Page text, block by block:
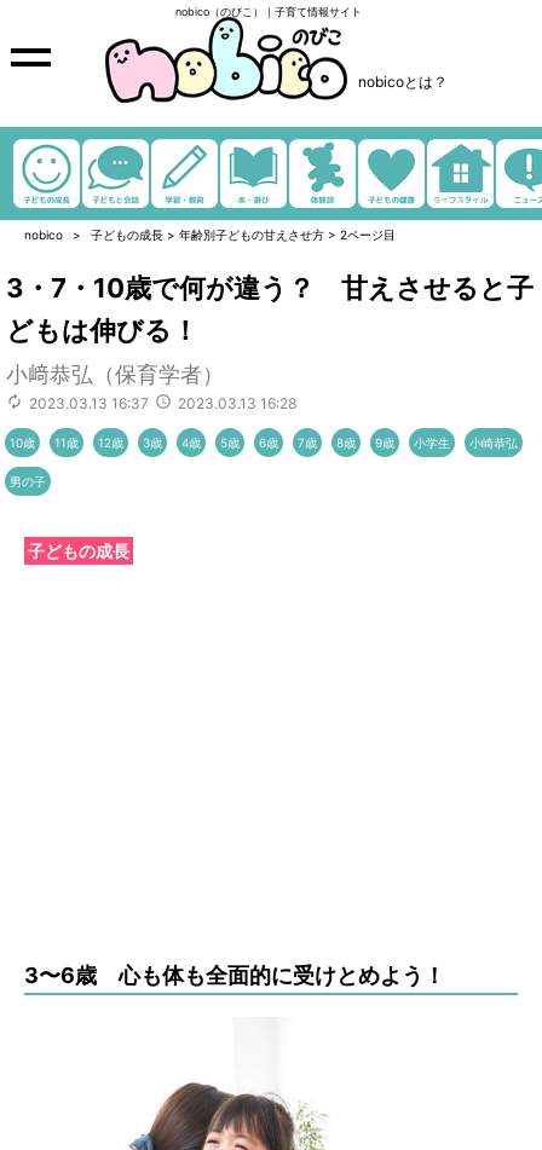
nobico（のびこ）｜子育て情報サイト
nobicoとは？
nobico 子どもの成長 > 年齢別子どもの甘えさせ方 > 2ページ目
3・7・10歳で何が違う？ 甘えさせると子
どもは伸びる！
小﨑恭弘（保育学者）
2023.03.13 16:37 2023.03.13 16:28
10歳 11歳 12歳 3歳 4歳 5歳 6歳 7歳 8歳 9歳 小学生 小崎恭弘
男の子
子どもの成長
3〜6歳 心も体も全面的に受けとめよう！